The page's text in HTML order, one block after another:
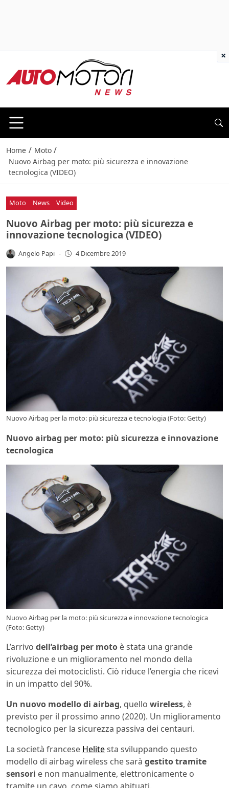
Home / Moto /
Nuovo Airbag per moto: più sicurezza e innovazione
tecnologica (VIDEO)
Moto News Video
Nuovo Airbag per moto: più sicurezza e
innovazione tecnologica (VIDEO)
Angelo Papi - 4 Dicembre 2019
Nuovo Airbag per la moto: più sicurezza e tecnologia (Foto: Getty)
Nuovo airbag per moto: più sicurezza e innovazione
tecnologica
Nuovo Airbag per la moto: più sicurezza e innovazione tecnologica
(Foto: Getty)
L’arrivo dell’airbag per moto è stata una grande
rivoluzione e un miglioramento nel mondo della
sicurezza dei motociclisti. Ciò riduce l’energia che ricevi
in ​​un impatto del 90%.
Un nuovo modello di airbag, quello wireless, è
previsto per il prossimo anno (2020). Un miglioramento
tecnologico per la sicurezza passiva dei centauri.
La società francese Helitesta sviluppando questo
modello di airbag wireless che sarà gestito tramite
sensori e non manualmente, elettronicamente o
×